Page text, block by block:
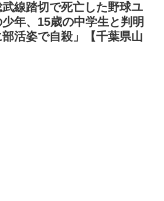
武線踏切で死亡した野球ユ
年、15歳の中学生と判明
部活姿で自殺」【千葉県山